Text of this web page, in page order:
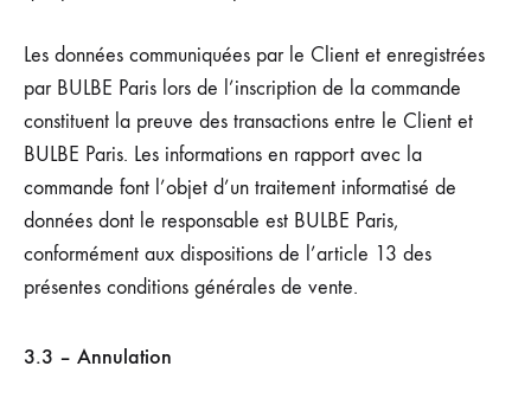
Les données communiquées par le Client et enregistrées
par BULBE Paris lors de l’inscription de la commande
constituent la preuve des transactions entre le Client et
BULBE Paris. Les informations en rapport avec la
commande font l’objet d’un traitement informatisé de
données dont le responsable est BULBE Paris,
conformément aux dispositions de l’article 13 des
présentes conditions générales de vente.
3.3 – Annulation